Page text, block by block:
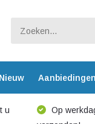
Nieuw Aanbiedingen
u
Op